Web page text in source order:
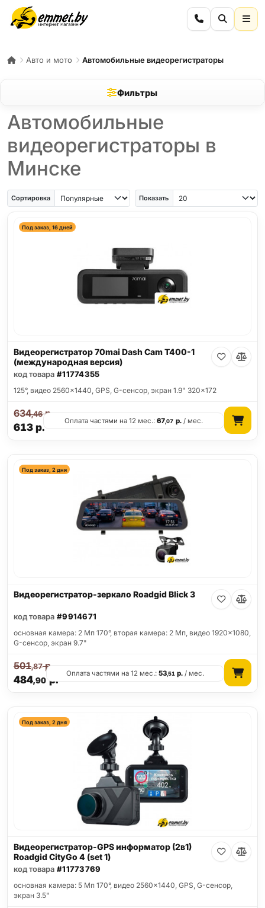
Авто и мото Автомобильные видеорегистраторы
Фильтры
Автомобильные
видеорегистраторы в
Минске
Сортировка Показать
Под заказ, 16 дней
Видеорегистратор 70mai Dash Cam T400-1
(международная версия)
код товара #11774355
125°, видео 2560x1440, GPS, G-сенсор, экран 1.9" 320x172
613р.
634,46р.
Оплата частями на 12 мес.:67,07 р./ мес.
Под заказ, 2 дня
Видеорегистратор-зеркало Roadgid Blick 3
код товара #9914671
основная камера: 2 Мп 170°, вторая камера: 2 Мп, видео 1920x1080,
G-сенсор, экран 9.7"
484,90р.
501,87р.
Оплата частями на 12 мес.:53,51 р. / мес.
Под заказ, 2 дня
Видеорегистратор-GPS информатор (2в1)
Roadgid CityGo 4 (set 1)
код товара #11773769
основная камера: 5 Мп 170°, видео 2560x1440, GPS, G-сенсор,
экран 3.5"